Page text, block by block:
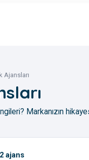
Ajansları
Markanızın
ajans